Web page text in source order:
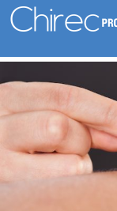
Zoeken
naar